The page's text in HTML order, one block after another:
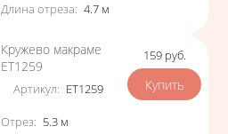
Длина отреза: 4.7 м
Кружево макраме
ЕТ1259
Артикул: ЕТ1259
Характеристики
Отрез: 5.3 м
Цена
159 руб.